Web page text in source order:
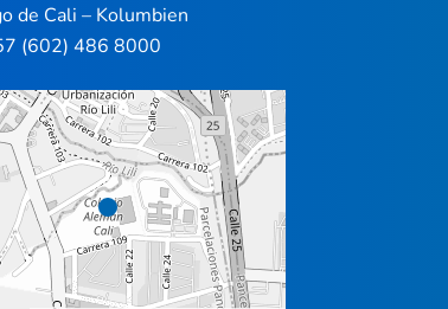
de Cali – Kolumbien
(602) 486 8000